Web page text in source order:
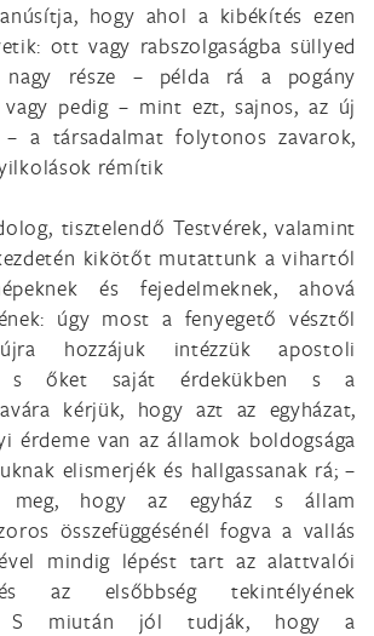
hogy ahol a kibékítés ezen
ott vagy rabszolgaságba süllyed
nagy része – példa rá a pogány
vagy pedig – mint ezt, sajnos, az új
a társadalmat folytonos zavarok,
rémítik
tisztelendő Testvérek, valamint
kikötőt mutattunk a vihartól
és fejedelmeknek, ahová
úgy most a fenyegető vésztől
hozzájuk intézzük apostoli
s őket saját érdekükben s a
kérjük, hogy azt az egyházat,
érdeme van az államok boldogsága
elismerjék és hallgassanak rá; –
meg, hogy az egyház s állam
összefüggésénél fogva a vallás
mindig lépést tart az alattvalói
az elsőbbség tekintélyének
S miután jól tudják, hogy a